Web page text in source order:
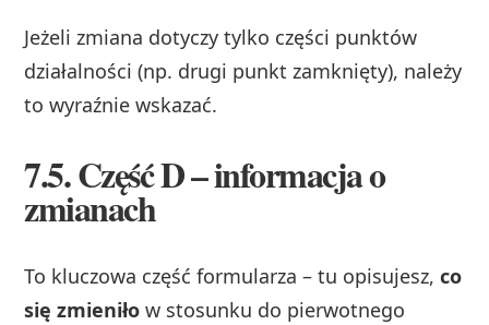
Jeżeli zmiana dotyczy tylko części punktów
działalności (np. drugi punkt zamknięty), należy
to wyraźnie wskazać.
7.5. Część D – informacja o
zmianach
To kluczowa część formularza – tu opisujesz,co
się zmieniło w stosunku do pierwotnego